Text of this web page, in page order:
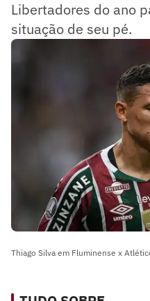
Libertadores do ano
situação de seu pé.
Thiago Silva em Fluminense x